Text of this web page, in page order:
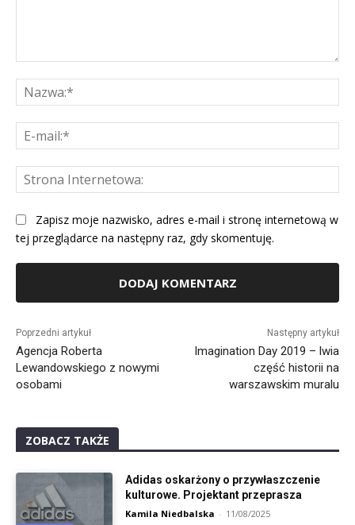
Zapisz moje nazwisko, adres e-mail i stronę internetową w
tej przeglądarce na następny raz, gdy skomentuję.
Poprzedni artykuł
Agencja Roberta
Lewandowskiego z nowymi
osobami
Następny artykuł
Imagination Day 2019 – lwia
część historii na
warszawskim muralu
ZOBACZ TAKŻE
Adidas oskarżony o przywłaszczenie
kulturowe. Projektant przeprasza
Kamila Niedbalska - 11/08/2025